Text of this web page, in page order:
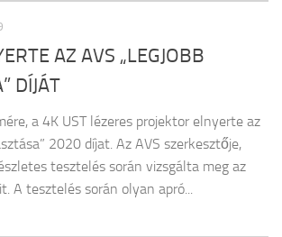
AZ AVS „LEGJOBB
DÍJÁT
a 4K UST lézeres projektor elnyerte az
2020 díjat. Az AVS szerkesztője,
tesztelés során vizsgálta meg az
A tesztelés során olyan apró...